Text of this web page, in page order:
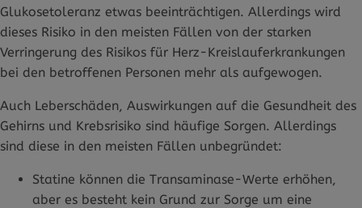
Glukosetoleranz etwas beeinträchtigen. Allerdings wird
dieses Risiko in den meisten Fällen von der starken
Verringerung des Risikos für Herz-Kreislauferkrankungen
bei den betroffenen Personen mehr als aufgewogen.
Auch Leberschäden, Auswirkungen auf die Gesundheit des
Gehirns und Krebsrisiko sind häufige Sorgen. Allerdings
sind diese in den meisten Fällen unbegründet:
Statine können die Transaminase-Werte erhöhen,
aber es besteht kein Grund zur Sorge um eine